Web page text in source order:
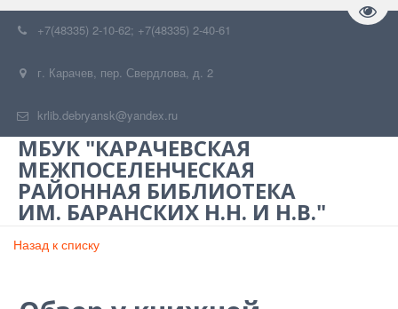
+7(48335) 2-10-62; +7(48335) 2-40-61
г. Карачев, пер. Свердлова, д. 2
krlib.debryansk@yandex.ru
МБУК "КАРАЧЕВСКАЯ
МЕЖПОСЕЛЕНЧЕСКАЯ
РАЙОННАЯ БИБЛИОТЕКА
ИМ. БАРАНСКИХ Н.Н. И Н.В."
Назад к списку